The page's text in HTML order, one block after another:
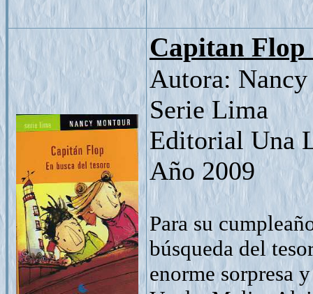
Capitan Flop
Autora:
Serie Lima
Editorial Una
Año 2009
Para su
búsqueda del
enorme sorpresa